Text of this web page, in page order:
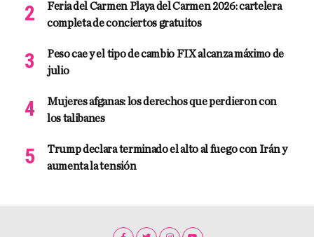
Feria del Carmen Playa del Carmen 2026: cartelera
completa de conciertos gratuitos
Peso cae y el tipo de cambio FIX alcanza máximo de
julio
Mujeres afganas: los derechos que perdieron con
los talibanes
Trump declara terminado el alto al fuego con Irán y
aumenta la tensión